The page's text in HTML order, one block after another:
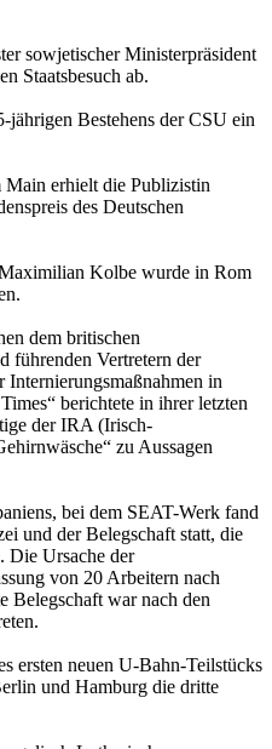
sowjetischer Ministerpräsident
Staatsbesuch ab.
jährigen Bestehens der CSU ein
erhielt die Publizistin
des Deutschen
Kolbe wurde in Rom
dem britischen
führenden Vertretern der
Internierungsmaßnahmen in
berichtete in ihrer letzten
der IRA (Irisch-
zu Aussagen
bei dem SEAT-Werk fand
und der Belegschaft statt, die
Die Ursache der
von 20 Arbeitern nach
Belegschaft war nach den
ersten neuen U-Bahn-Teilstücks
und Hamburg die dritte